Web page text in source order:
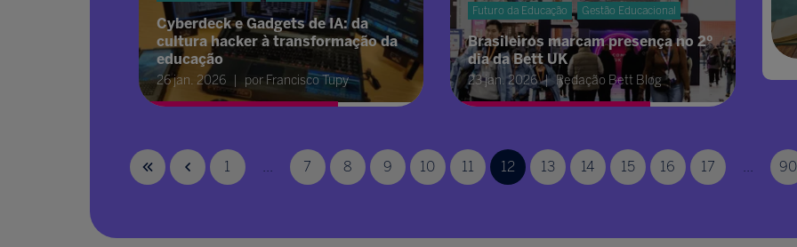
Cyberdeck e Gadgets de IA: da
cultura hacker à transformação da
educação
26 jan. 2026 por Francisco Tupy
Futuro da Educação Gestão Educacional
Brasileiros marcam presença no 2º
dia da Bett UK
23 jan. 2026 Redação Bett Blog
1 ... 7 8 9 10 11 12 13 14 15 16 17 ... 90